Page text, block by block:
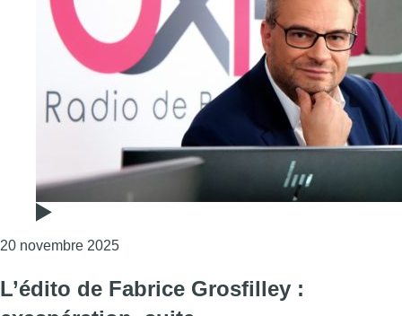
20 novembre 2025Consulter l'article "L’édito de Fabrice
L’édito de Fabrice Grosfilley :